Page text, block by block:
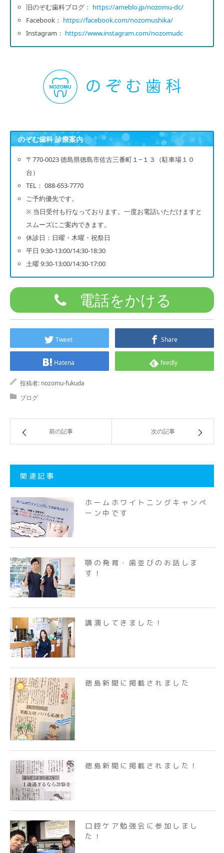
旧のぞむ歯科ブログ： https://ameblo.jp/nozomu-dc/
Facebook： https://facebook.com/nozomushika/
Instagram： https://www.instagram.com/nozomudc
のぞむ歯科 診療案内
〒770-0023 徳島県徳島市佐古三番町１−１３（駐車場１０
台）
TEL： 088-653-7770
ご予約優先です。
※ 当日受付も行なっております。一度お電話いただけますと
スムーズにご案内できます。
休診日：日曜・木曜・祝祭日
平日 9:30-13:00/14:30-18:30
土曜 9:30-13:00/14:30-17:00
電話をかける
Tweet Share
Hatena feedly
投稿者: nozomu-fukuda
ブログ
前の記事 次の記事
関連記事
ホームホワイトニングキャンペ
ーン中です
顎の発育・歯並びのお話しま
す！
講演してきました！
徳島新聞に掲載されました
徳島新聞に掲載されました！
口腔ケア勉強会に参加しまし
た！